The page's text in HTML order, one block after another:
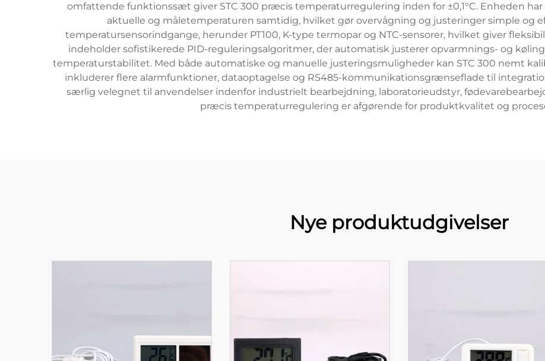
omfattende funktionssæt giver STC 300 præcis temperaturregulering inden for ±0,1°C. Enheden
aktuelle og måletemperaturen samtidig, hvilket gør overvågning og justeringer simple og
temperatursensorindgange, herunder PT100, K-type termopar og NTC-sensorer, hvilket giver
indeholder sofistikerede PID-reguleringsalgoritmer, der automatisk justerer opvarmnings- og
temperaturstabilitet. Med både automatiske og manuelle justeringsmuligheder kan STC 300 nemt
inkluderer flere alarmfunktioner, dataoptagelse og RS485-kommunikationsgrænseflade til
særlig velegnet til anvendelser indenfor industrielt bearbejdning, laboratorieudstyr,
præcis temperaturregulering er afgørende for produktkvalitet og
Nye produktudgivelser